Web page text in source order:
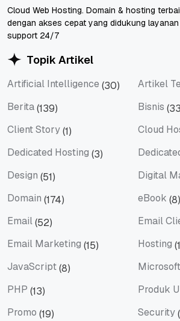
Cloud Web Hosting. Domain & hosting
dengan akses cepat yang didukung layanan
support 24/7
Topik Artikel
Artificial Intelligence (30) Artikel
Berita(139) Bisnis
Client Story(1) Cloud
Dedicated Hosting (3)
Design (51) Digital
Domain (174) eBook (8)
Email(52) Email
Email Marketing (15) Hosting
JavaScript(8)
PHP (13) Produk
Promo (19) Security